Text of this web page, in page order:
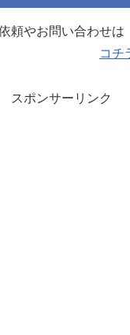
頼やお問い合わせは
コチ
スポンサーリンク